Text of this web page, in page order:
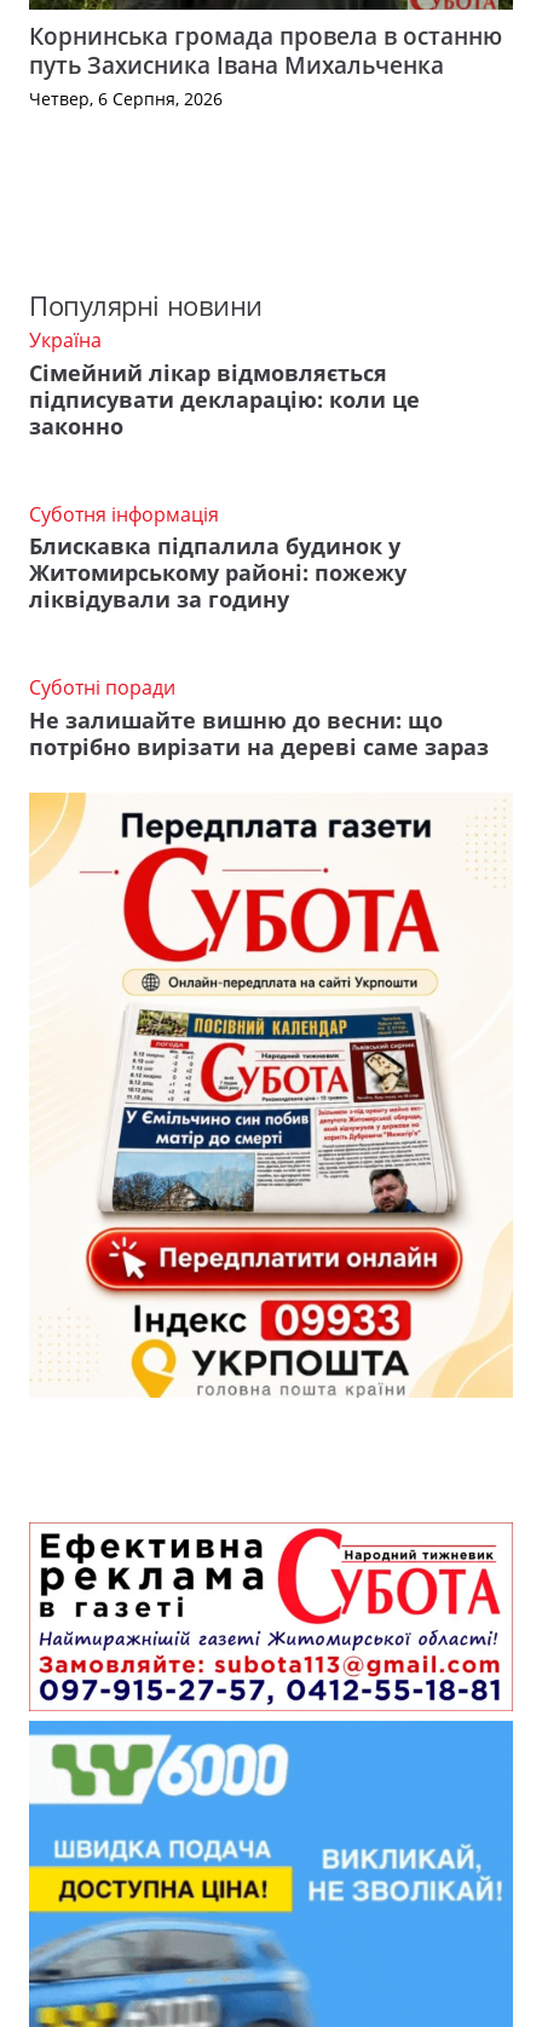
Корнинська громада провела в останню
путь Захисника Івана Михальченка
Четвер, 6 Серпня, 2026
Популярні новини
Україна
Сімейний лікар відмовляється
підписувати декларацію: коли це
законно
Суботня інформація
Блискавка підпалила будинок у
Житомирському районі: пожежу
ліквідували за годину
Суботні поради
Не залишайте вишню до весни: що
потрібно вирізати на дереві саме зараз